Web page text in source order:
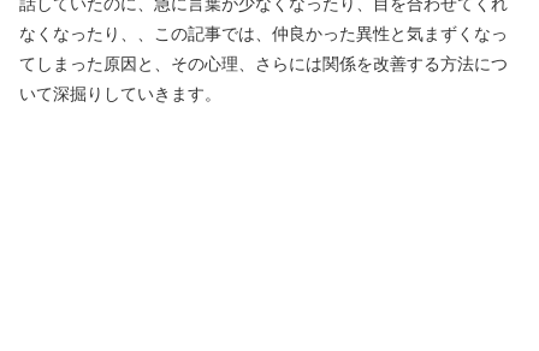
なくなったり、、この記事では、仲良かった異性と気まずくなっ
てしまった原因と、その心理、さらには関係を改善する方法につ
いて深掘りしていきます。